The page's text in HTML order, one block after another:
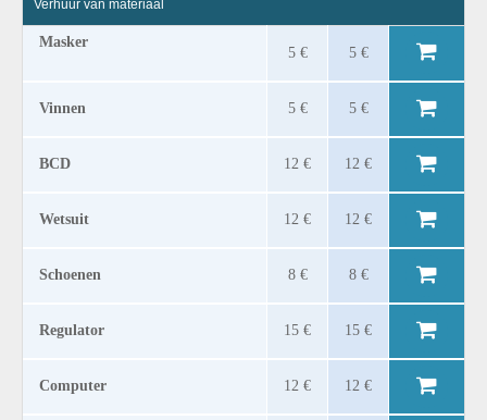
Verhuur van materiaal
Masker
5 € 5 €
Vinnen 5 € 5 €
BCD 12 € 12 €
Wetsuit 12 € 12 €
Schoenen 8 € 8 €
Regulator 15 € 15 €
Computer 12 € 12 €